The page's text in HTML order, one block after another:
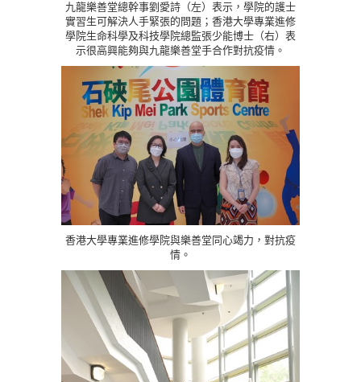
九龍樂善堂總幹事劉愛詩（左）表示，學院的護士
實習生可解決人手緊張的問題；香港大學專業進修
學院生命科學及科技學院總監張少能博士（右）表
示很高興能夠與九龍樂善堂手合作對抗疫情。
香港大學專業進修學院與樂善堂同心竭力，對抗疫
情。